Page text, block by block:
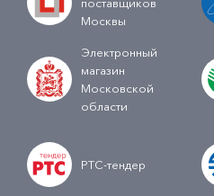
поставщиков
Москвы
Электронный
магазин
Московской
области
РТС-тендер